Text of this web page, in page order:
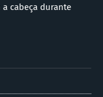
cabeça durante